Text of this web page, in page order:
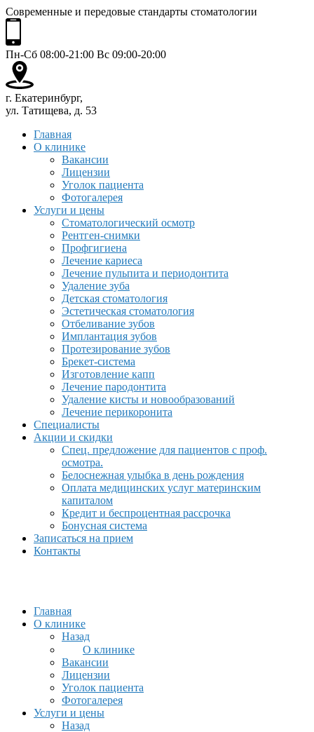
Современные и передовые стандарты стоматологии
Пн-Сб 08:00-21:00 Вс 09:00-20:00
г. Екатеринбург,
ул. Татищева, д. 53
Главная
О клинике
Вакансии
Лицензии
Уголок пациента
Фотогалерея
Услуги и цены
Стоматологический осмотр
Рентген-снимки
Профгигиена
Лечение кариеса
Лечение пульпита и периодонтита
Удаление зуба
Детская стоматология
Эстетическая стоматология
Отбеливание зубов
Имплантация зубов
Протезирование зубов
Брекет-система
Изготовление капп
Лечение пародонтита
Удаление кисты и новообразований
Лечение перикоронита
Специалисты
Акции и скидки
Спец. предложение для пациентов с проф.
осмотра.
Белоснежная улыбка в день рождения
Оплата медицинских услуг материнским
капиталом
Кредит и беспроцентная рассрочка
Бонусная система
Записаться на прием
Контакты
Главная
О клинике
Назад
О клинике
Вакансии
Лицензии
Уголок пациента
Фотогалерея
Услуги и цены
Назад